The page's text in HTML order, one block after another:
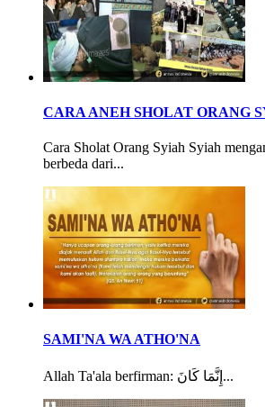
CARA ANEH SHOLAT ORANG
Cara Sholat Orang Syiah Syiah
berbeda dari...
SAMI'NA WA ATHO'NA
Allah Ta'ala berfirman: إِنَّمَا كَانَ...